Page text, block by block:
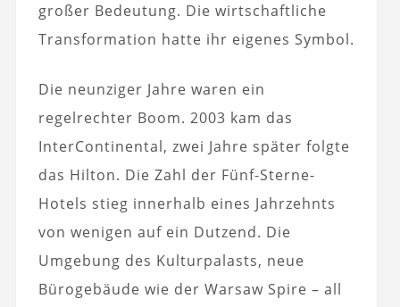
großer Bedeutung. Die wirtschaftliche
Transformation hatte ihr eigenes Symbol.
Die neunziger Jahre waren ein
regelrechter Boom. 2003 kam das
InterContinental, zwei Jahre später folgte
das Hilton. Die Zahl der Fünf-Sterne-
Hotels stieg innerhalb eines Jahrzehnts
von wenigen auf ein Dutzend. Die
Umgebung des Kulturpalasts, neue
Bürogebäude wie der Warsaw Spire – all